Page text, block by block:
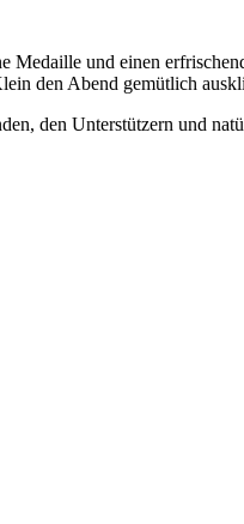
und einen
den Abend gemütlich
den Unterstützern und